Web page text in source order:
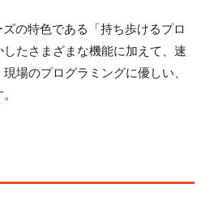
の特色である「持ち歩けるプロ
たさまざまな機能に加えて、速
場のプログラミングに優しい、